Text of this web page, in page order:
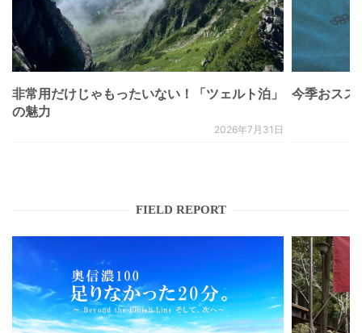
非常用だけじゃもったいない！「ツェルト泊」
の魅力
2026年7月31日
今季おスス
FIELD REPORT